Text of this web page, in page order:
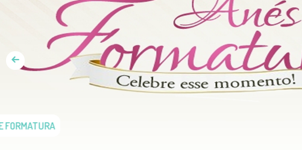
ANÉIS DE FORMATURA